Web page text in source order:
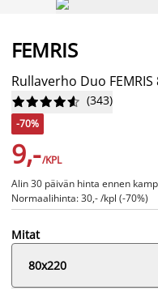
Niin kauan kuin tavaraa riittää
FEMRIS
Rullaverho Duo





 (343)
-70%
9,-/KPL
Alin 30 päivän hinta ennen
Normaalihinta: 30,- /kpl (-70%)
Mitat
80x220